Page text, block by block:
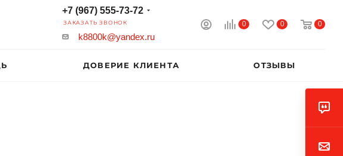
0 0 0
+7 (967) 555-73-72
ЗАКАЗАТЬ ЗВОНОК
k8800k@yandex.ru
ДОВЕРИЕ КЛИЕНТА ОТЗЫВЫ